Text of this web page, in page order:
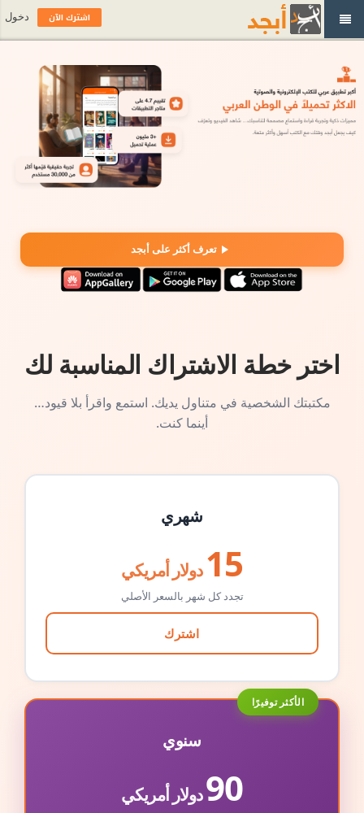
تعرف أكثر على أبجد
اختر خطة الاشتراك المناسبة لك
مكتبتك الشخصية في متناول يديك. استمع واقرأ بلا قيود…
أينما كنت.
شهري
15 دولار أمريكي
تجدد كل شهر بالسعر الأصلي
اشترك
الأكثر توفيرًا
سنوي
90دولار أمريكي
اشترك الآن دخول